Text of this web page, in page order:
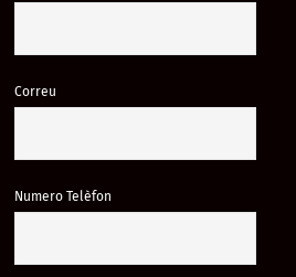
Correu
Numero Telèfon